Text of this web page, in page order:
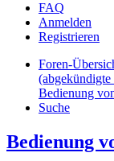
FAQ
Anmelden
Registrieren
Foren-
Bedienung
Suche
Bedienung